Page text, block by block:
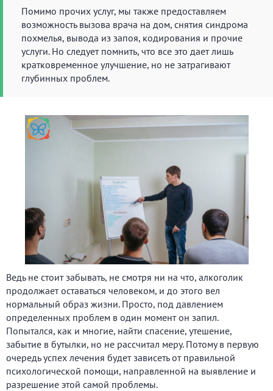
Помимо прочих услуг, мы также предоставляем
возможность вызова врача на дом, снятия синдрома
похмелья, вывода из запоя, кодирования и прочие
услуги. Но следует помнить, что все это дает лишь
кратковременное улучшение, но не затрагивают
глубинных проблем.
Ведь не стоит забывать, не смотря ни на что, алкоголик
продолжает оставаться человеком, и до этого вел
нормальный образ жизни. Просто, под давлением
определенных проблем в один момент он запил.
Попытался, как и многие, найти спасение, утешение,
забытие в бутылки, но не рассчитал меру. Потому в первую
очередь успех лечения будет зависеть от правильной
психологической помощи, направленной на выявление и
разрешение этой самой проблемы.